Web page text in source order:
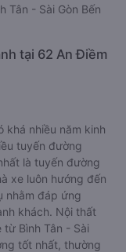
Tân - Sài Gòn Bến
tại 62 An Điềm
khá nhiều năm kinh
tuyến đường
là tuyến đường
xe luôn hướng đến
nhằm đáp ứng
khách. Nội thất
từ Bình Tân - Sài
tốt nhất, thường